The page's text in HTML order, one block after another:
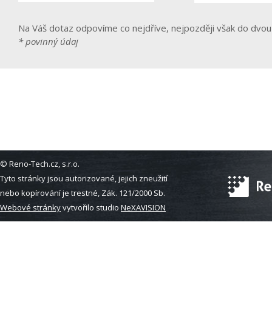
Na Váš dotaz odpovíme co nejdříve, nejpozději však do
* povinný údaj
© Reno-Tech.cz, s.r.o.
Tyto stránky jsou autorizované, jejich zneužití
nebo kopírování je trestné, Zák. 121/2000 Sb.
Webové stránkyvytvořilo studio NeXAVISION